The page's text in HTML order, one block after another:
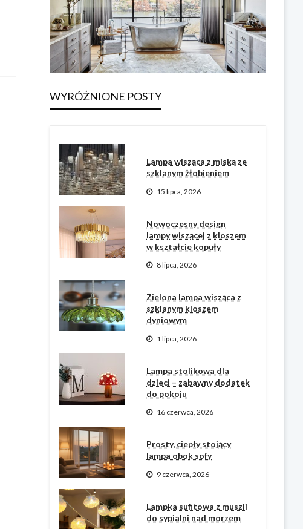
WYRÓŻNIONE POSTY
LAMPA ŚCIENNA
Oświetlenie łazienkowe:
najlepsze lusterko i kinkiet
z terakoty
Pullen Neil 3 sierpnia, 2026
Lampa wisząca z miską ze
szklanym żłobieniem
15 lipca, 2026
Nowoczesny design
lampy wiszącej z kloszem
w kształcie kopuły
8 lipca, 2026
Zielona lampa wisząca z
szklanym kloszem
dyniowym
1 lipca, 2026
Lampa stolikowa dla
dzieci – zabawny dodatek
do pokoju
16 czerwca, 2026
Prosty, ciepły stojący
lampa obok sofy
9 czerwca, 2026
Lampka sufitowa z muszli
do sypialni nad morzem